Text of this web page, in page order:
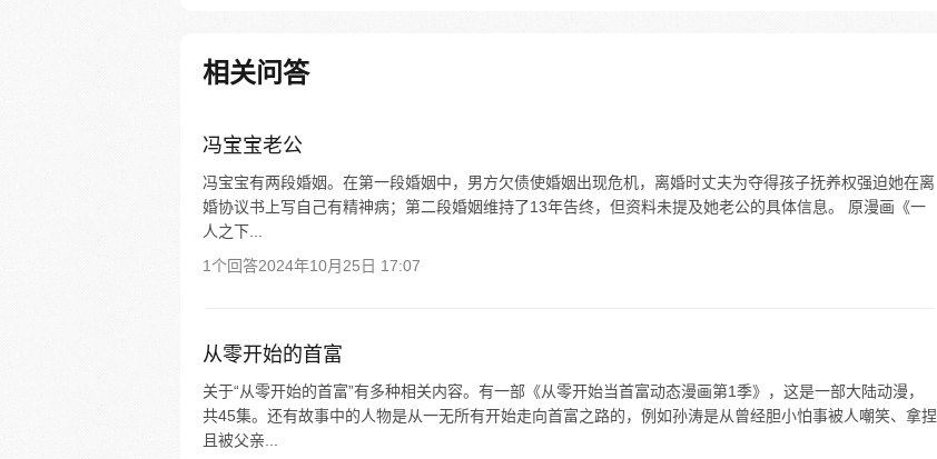
知道这辈子最大的运气，还不是在茫茫
人群抽中你……
相关问答
冯宝宝老公
冯宝宝有两段婚姻。在第一段婚姻中，男方欠债使婚姻出现危机，离婚时丈夫为夺得孩子抚养权强迫她在离
婚协议书上写自己有精神病；第二段婚姻维持了13年告终，但资料未提及她老公的具体信息。 原漫画《一
人之下...
1个回答2024年10月25日 17:07
从零开始的首富
关于“从零开始的首富”有多种相关内容。有一部《从零开始当首富动态漫画第1季》，这是一部大陆动漫，
共45集。还有故事中的人物是从一无所有开始走向首富之路的，例如孙涛是从曾经胆小怕事被人嘲笑、拿捏
且被父亲...